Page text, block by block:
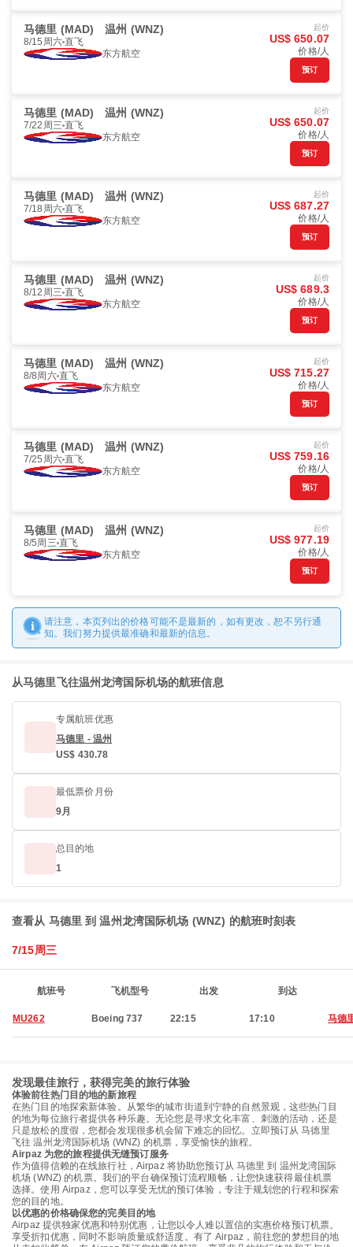
马德里 (MAD) 温州 (WNZ)
8/15周六 直飞
东方航空
起价
US$ 650.07
价格/人
预订
马德里 (MAD) 温州 (WNZ)
7/22周三 直飞
东方航空
起价
US$ 650.07
价格/人
预订
马德里 (MAD) 温州 (WNZ)
7/18周六 直飞
东方航空
起价
US$ 687.27
价格/人
预订
马德里 (MAD) 温州 (WNZ)
8/12周三 直飞
东方航空
起价
US$ 689.3
价格/人
预订
马德里 (MAD) 温州 (WNZ)
8/8周六 直飞
东方航空
起价
US$ 715.27
价格/人
预订
马德里 (MAD) 温州 (WNZ)
7/25周六 直飞
东方航空
起价
US$ 759.16
价格/人
预订
马德里 (MAD) 温州 (WNZ)
8/5周三 直飞
东方航空
起价
US$ 977.19
价格/人
预订
请注意，本页列出的价格可能不是最新的，如有更改，恕不另行通
知。我们努力提供最准确和最新的信息。
从马德里飞往温州龙湾国际机场的航班信息
专属航班优惠
马德里 - 温州
US$ 430.78
最低票价月份
9月
总目的地
1
查看从 马德里 到 温州龙湾国际机场 (WNZ) 的航班时刻表
7/15周三
航班号 飞机型号 出发 到达
MU262 Boeing 737 22:15 17:10 马德
发现最佳旅行，获得完美的旅行体验
体验前往热门目的地的新旅程
在热门目的地探索新体验。从繁华的城市街道到宁静的自然景观，这些热门目
的地为每位旅行者提供各种乐趣。无论您是寻求文化丰富、刺激的活动，还是
只是放松的度假，您都会发现很多机会留下难忘的回忆。立即预订从 马德里
飞往 温州龙湾国际机场 (WNZ) 的机票，享受愉快的旅程。
Airpaz 为您的旅程提供无缝预订服务
作为值得信赖的在线旅行社，Airpaz 将协助您预订从 马德里 到 温州龙湾国际
机场 (WNZ) 的机票。我们的平台确保预订流程顺畅，让您快速获得最佳机票
选择。使用 Airpaz，您可以享受无忧的预订体验，专注于规划您的行程和探索
您的目的地。
以优惠的价格确保您的完美目的地
Airpaz 提供独家优惠和特别优惠，让您以令人难以置信的实惠价格预订机票。
享受折扣优惠，同时不影响质量或舒适度。有了 Airpaz，前往您的梦想目的地